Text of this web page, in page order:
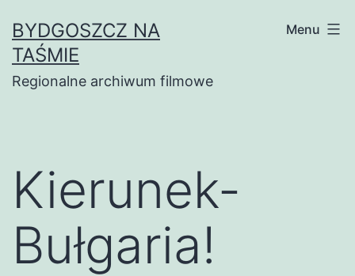
to
content
BYDGOSZCZ NA
TAŚMIE
Regionalne archiwum filmowe
Menu
Kierunek-
Bułgaria!